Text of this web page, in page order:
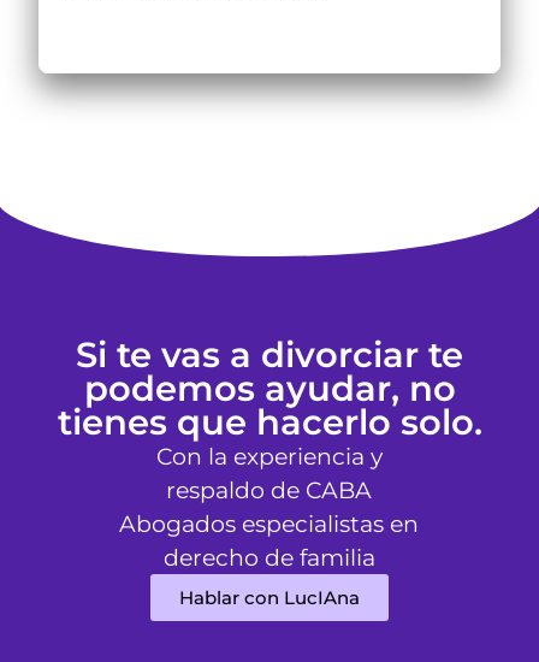
Si te vas a divorciar te
podemos ayudar, no
tienes que hacerlo solo.
Con la experiencia y
respaldo de CABA
Abogados especialistas en
derecho de familia
Hablar con LucIAna